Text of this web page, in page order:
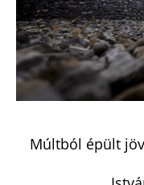
Múltból épült